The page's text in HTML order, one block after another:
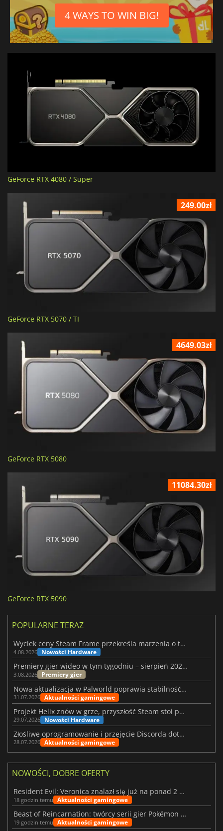
4 WAYS TO WIN BIG!
GeForce RTX 4080 / Super
249.00zł
GeForce RTX 5070 / TI
4649.03zł
GeForce RTX 5080
11084.30zł
GeForce RTX 5090
POPULARNE TERAZ
Wyciek ceny Steam Frame przekreśla marzenia o tanim zestawie VR
4.08.2026 Nowości Hardware
Premiery gier wideo w tym tygodniu – sierpień 2026 r. (32. tydzień)
3.08.2026 Premiery gier
Nowa aktualizacja w Palworld poprawia stabilność Sunreach i walk z bossami
31.07.2026 Aktualności gamingowe
Projekt Helix znów w grze, przyszłość Steam stoi pod znakiem zapytania
29.07.2026 Nowości Hardware
Złośliwe oprogramowanie i przejęcie Discorda dotknęły Meccha Chameleon
28.07.2026 Aktualności gamingowe
NOWOŚCI, DOBRE OFERTY
Resident Evil: Veronica znalazł się już na ponad 2 milionach list życzeń
18 godzin temu Aktualności gamingowe
Beast of Reincarnation: twórcy serii gier Pokémon wkraczają na nową ścieżkę
19 godzin temu Aktualności gamingowe